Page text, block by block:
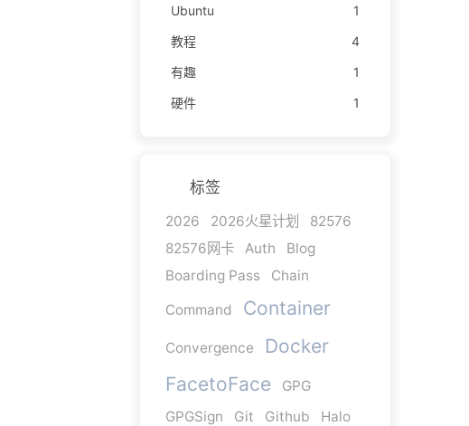
Ubuntu
1
教程
4
有趣
1
硬件
1
标签
2026 2026火星计划
82576
82576网卡
Auth
Blog
Boarding Pass
Chain
Command
Container
Convergence
Docker
FacetoFace
GPG
GPGSign
Git Github Halo